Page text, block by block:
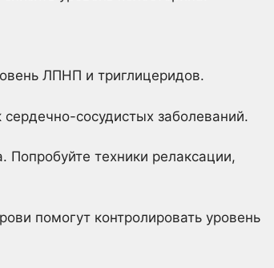
ЛПНП и триглицеридов.
сосудистых заболеваний.
Попробуйте техники релаксации,
помогут контролировать уровень